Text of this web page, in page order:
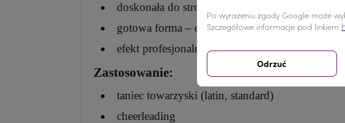
doskonała do strojów tanecznych,
gotowa forma – oszczędność czasu przy
efekt profesjonalnej, scenicznej bransoletki
Zastosowanie:
taniec towarzyski (latin, standard)
cheerleading
Po wyrażeniu zgody Google może
Szczegółowe informacje pod linkiem
Odrzuć